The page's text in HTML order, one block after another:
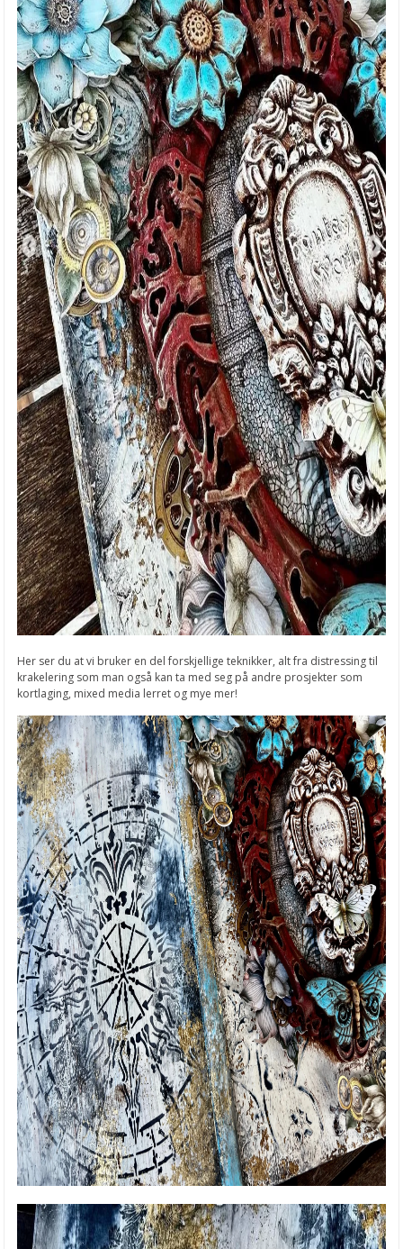
Her ser du at vi bruker en del forskjellige teknikker, alt fra distressing til
krakelering som man også kan ta med seg på andre prosjekter som
kortlaging, mixed media lerret og mye mer!